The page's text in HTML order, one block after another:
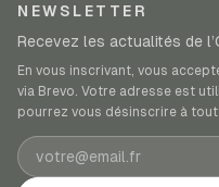
NEWSLETTER
Recevez les actualités de
En vous inscrivant, vous
via Brevo. Votre adresse est
pourrez vous désinscrire à
Adresse e-mail